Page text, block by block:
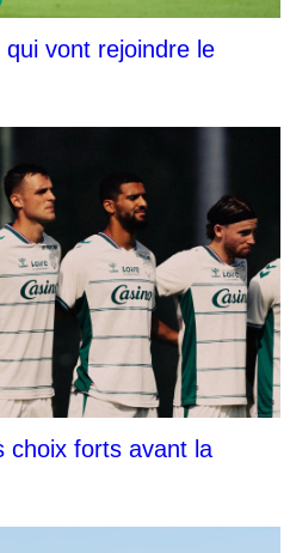
vont rejoindre le
choix forts avant la